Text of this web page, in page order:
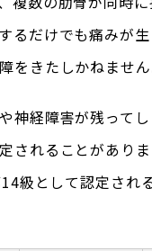
るだけでも痛みが生
をきたしかねません
神経障害が残って
されることがあり
級として認定され